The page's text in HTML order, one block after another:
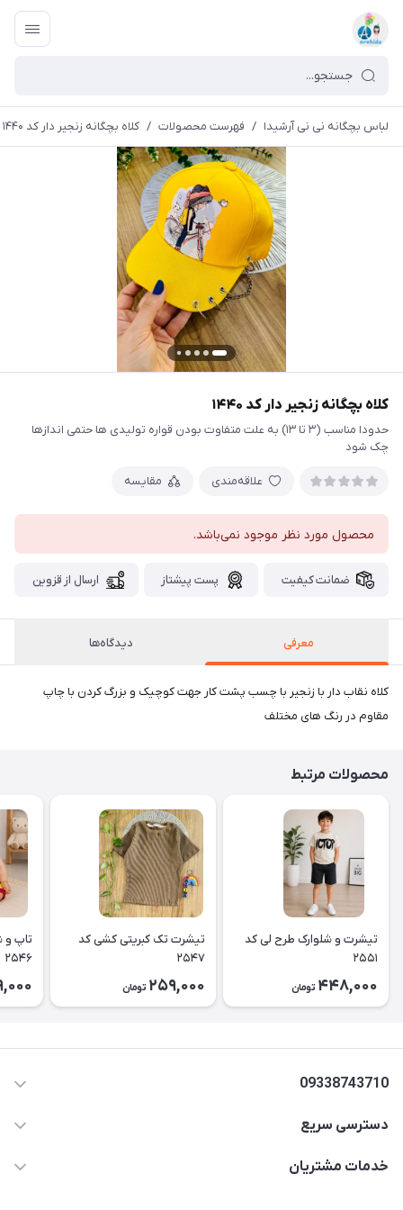
لباس بچگانه نی نی آرشیدا / فهرست محصولات / کلاه بچگانه زنجیر دار کد ۱۴۴۰
کلاه بچگانه زنجیر دار کد ۱۴۴۰
حدودا مناسب (۳ تا ۱۳) به علت متفاوت بودن قواره تولیدی ها حتمی اندازها
چک شود
علاقه‌مندی مقایسه
محصول مورد نظر موجود نمی‌باشد.
ضمانت کیفیت پست پیشتاز ارسال از قزوین
معرفی دیدگاه‌ها
کلاه نقاب دار با زنجیر با چسب پشت کار جهت کوچیک و بزرگ کردن با چاپ
مقاوم در رنگ های مختلف
محصولات مرتبط
تیشرت و شلوارک طرح لی کد
۲۵۵۱
448,000 تومان
تیشرت تک کبریتی کشی کد
۲۵۴۷
259,000 تومان
تاپ و
۲۵۴۶
09338743710
دسترسی سریع
حساب کاربری
خدمات مشتریان